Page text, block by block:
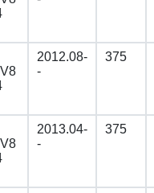
2012.08-
-
375
2013.04-
-
375